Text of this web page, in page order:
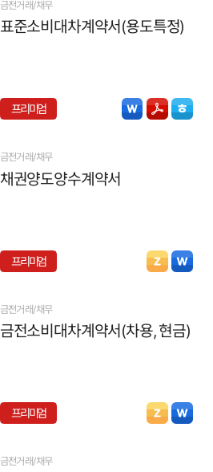
금전거래/채무
표준소비대차계약서(용도특정)
프리미엄
금전거래/채무
채권양도양수계약서
프리미엄
금전거래/채무
금전소비대차계약서(차용, 현금)
프리미엄
금전거래/채무